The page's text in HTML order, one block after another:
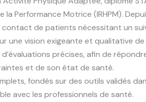
Performance Motrice (IRHPM).
de patients nécessitant un
une vision exigeante et qualitative
précises, afin de
et de son état de santé.
fondés sur des outils validés
avec les professionnels de santé.